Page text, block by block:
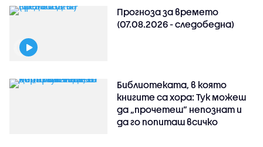
Прогноза за времето
(07.08.2026 - следобедна)
Библиотеката, в която
книгите са хора: Тук можеш
да „прочетеш“ непознат и
да го попиташ всичко